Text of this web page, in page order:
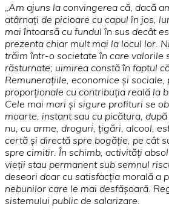
„Am ajuns la convingerea că, dacă
atârnaţi de picioare cu capul în jos,
mai întoarsă cu fundul în sus decât
prezenta chiar mult mai la locul lor.
trăim într-o societate în care valorile
răsturnate; uimirea constă în faptul
Remuneraţiile, economice şi sociale,
proporţionale cu contribuţia reală la
Cele mai mari şi sigure profituri se
moarte, instant sau cu picătura,
nu, cu arme, droguri, ţigări, alcool,
certă şi directă spre bogăţie, pe cât
spre cimitir. În schimb, activităţi
vieţii stau permanent sub semnul
deseori doar cu satisfacţia morală a
nebunilor care le mai desfăşoară.
sistemului public de salarizare.